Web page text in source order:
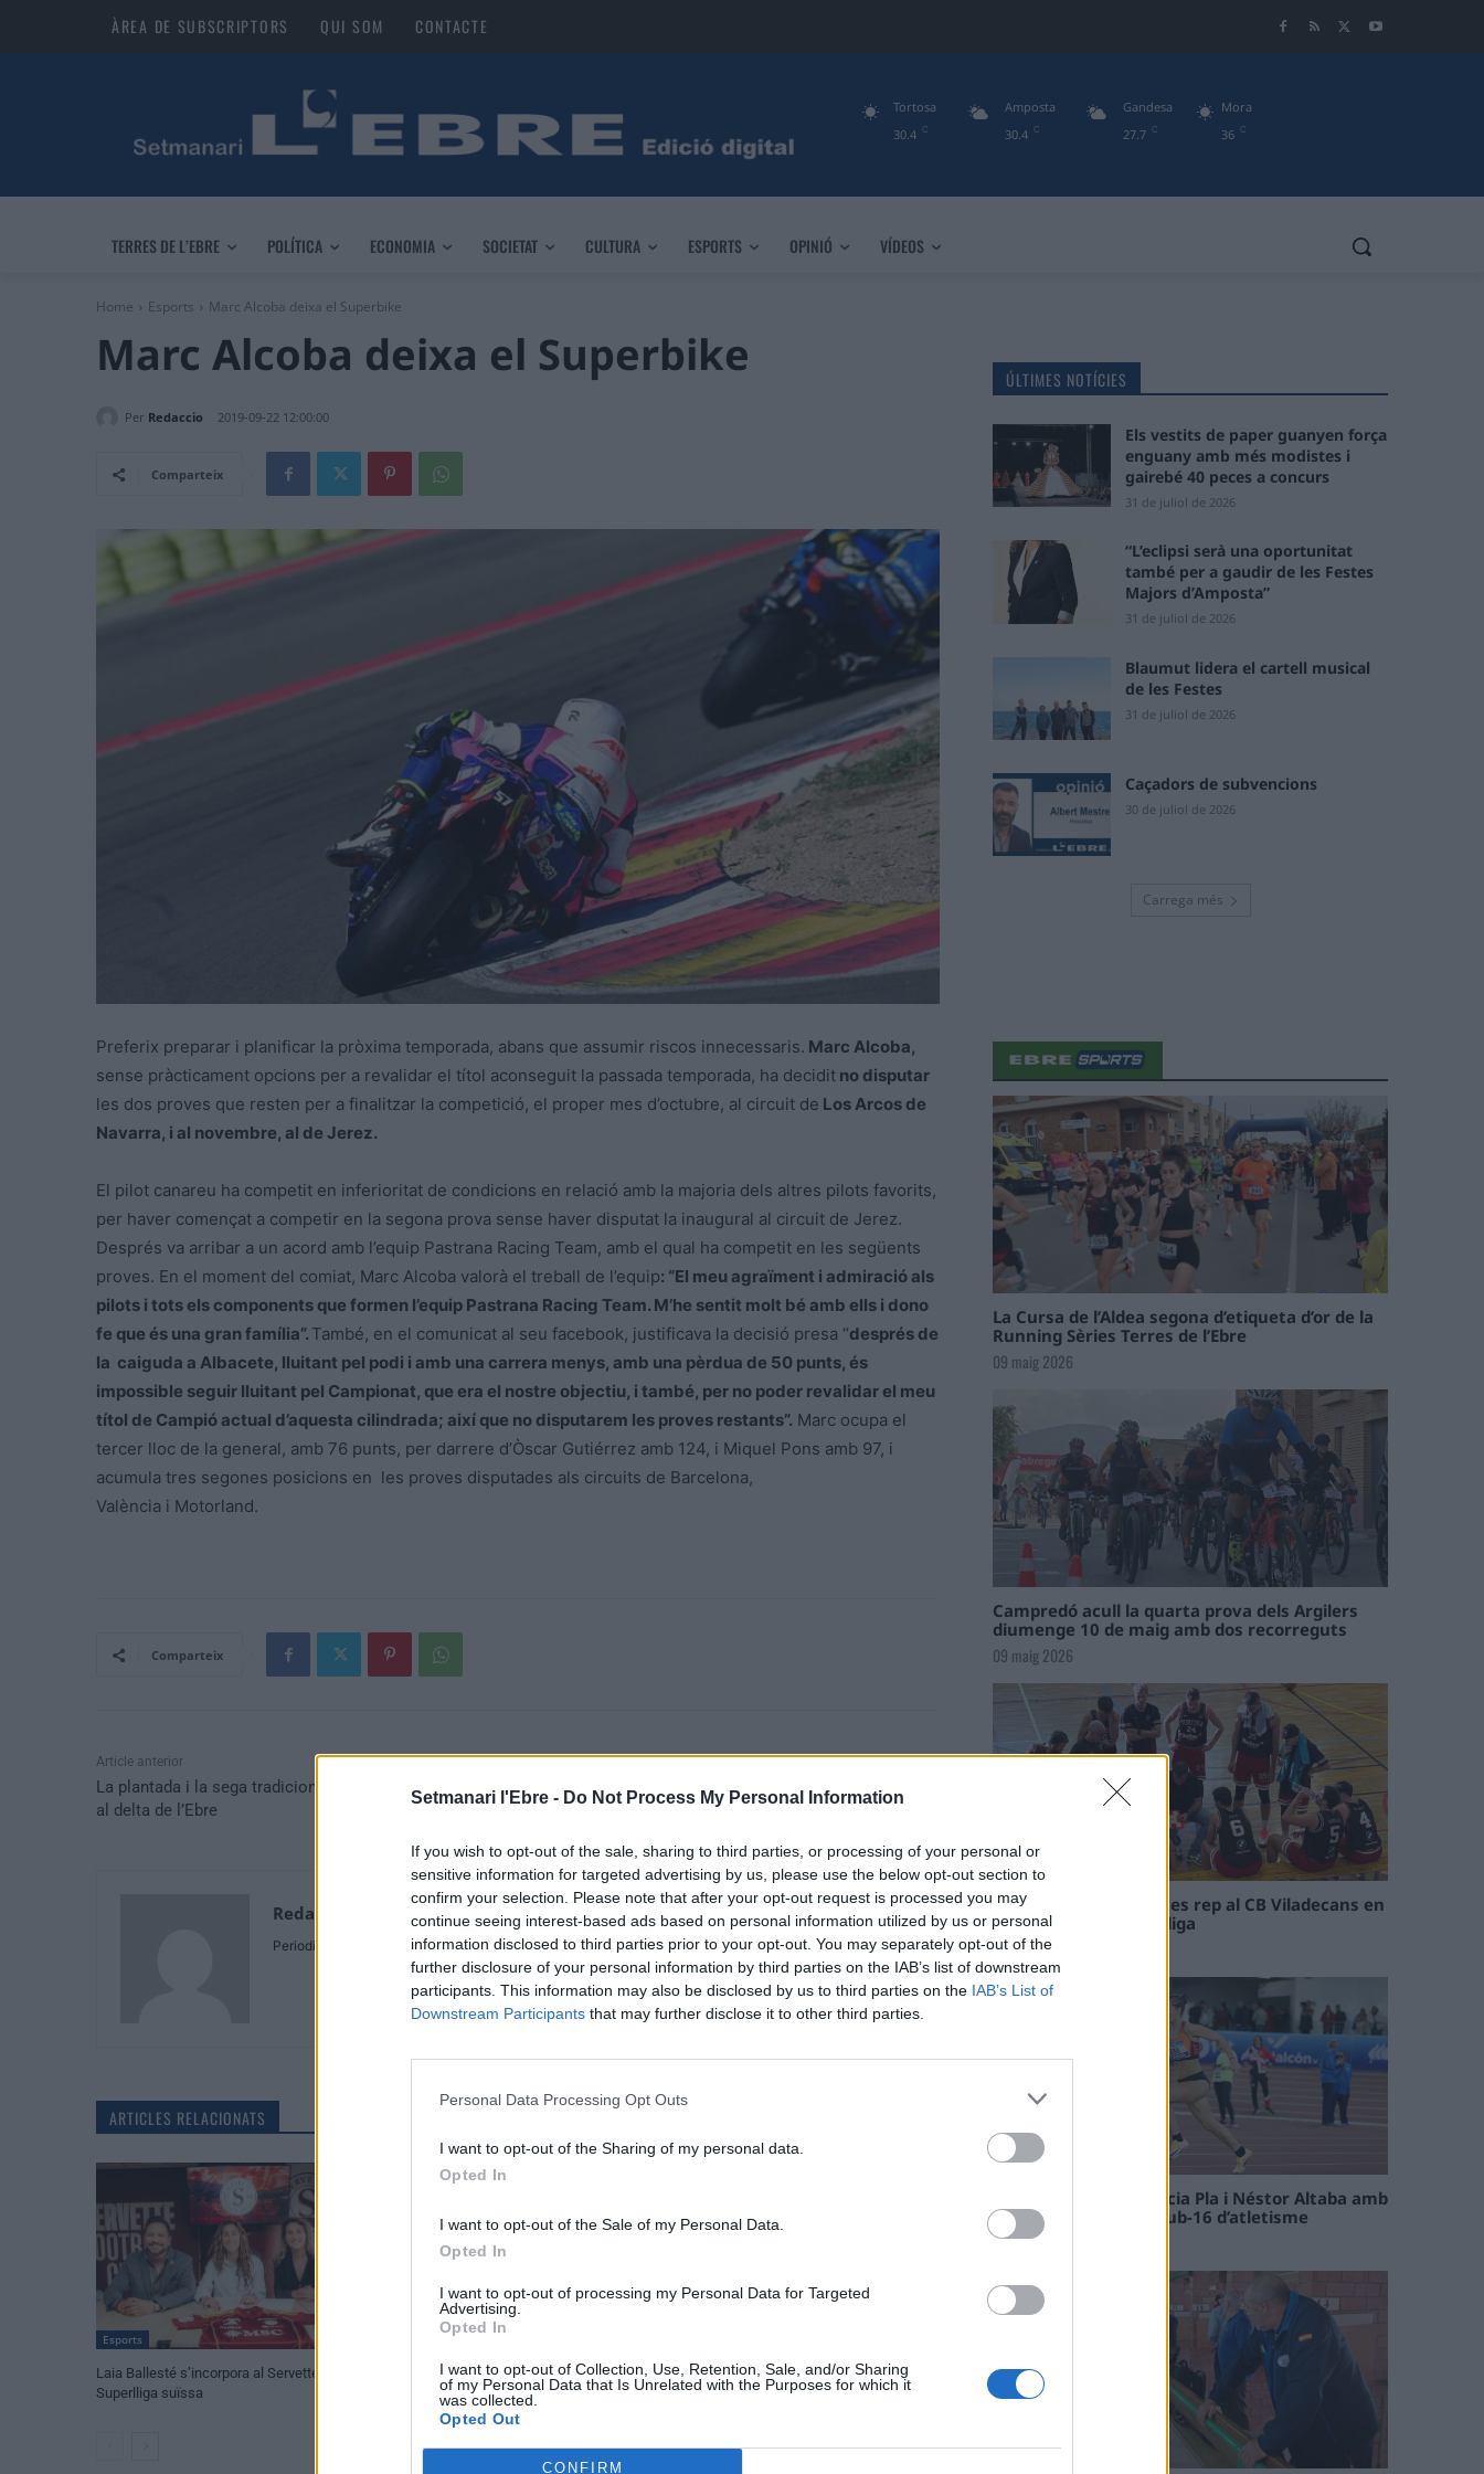
Setmanari l'Ebre - Do Not Process My Personal Information
If you wish to opt-out of the sale, sharing to third parties, or processing of your personal or
sensitive information for targeted advertising by us, please use the below opt-out section to
confirm your selection. Please note that after your opt-out request is processed you may
continue seeing interest-based ads based on personal information utilized by us or personal
information disclosed to third parties prior to your opt-out. You may separately opt-out of the
further disclosure of your personal information by third parties on the IAB’s list of downstream
participants. This information may also be disclosed by us to third parties on the IAB’s List of
Downstream Participants that may further disclose it to other third parties.
Personal Data Processing Opt Outs
I want to opt-out of the Sharing of my personal data.
Opted In
I want to opt-out of the Sale of my Personal Data.
Opted In
I want to opt-out of processing my Personal Data for Targeted
Advertising.
Opted In
I want to opt-out of Collection, Use, Retention, Sale, and/or Sharing
of my Personal Data that Is Unrelated with the Purposes for which it
was collected.
Opted Out
CONFIRM
ÀREA DE SUBSCRIPTORS QUI SOM CONTACTE
30.4 C
Tortosa
30.4 C
Amposta
27.7 C
Gandesa
36 C
Mora
TERRES DE L’EBRE POLÍTICA ECONOMIA SOCIETAT CULTURA ESPORTS OPINIÓ VÍDEOS
Home Esports Marc Alcoba deixa el Superbike
Marc Alcoba deixa el Superbike
Per Redaccio 2019-09-22 12:00:00
Comparteix
Preferix preparar i planificar la pròxima temporada, abans que assumir riscos innecessaris. Marc Alcoba,
sense pràcticament opcions per a revalidar el títol aconseguit la passada temporada, ha decidit no disputar
les dos proves que resten per a finalitzar la competició, el proper mes d’octubre, al circuit de Los Arcos de
Navarra, i al novembre, al de Jerez.
El pilot canareu ha competit en inferioritat de condicions en relació amb la majoria dels altres pilots favorits,
per haver començat a competir en la segona prova sense haver disputat la inaugural al circuit de Jerez.
Després va arribar a un acord amb l’equip Pastrana Racing Team, amb el qual ha competit en les següents
proves. En el moment del comiat, Marc Alcoba valorà el treball de l’equip: “El meu agraïment i admiració als
pilots i tots els components que formen l’equip Pastrana Racing Team. M’he sentit molt bé amb ells i dono
fe que és una gran família”. També, en el comunicat al seu facebook, justificava la decisió presa “després de
la caiguda a Albacete, lluitant pel podi i amb una carrera menys, amb una pèrdua de 50 punts, és
impossible seguir lluitant pel Campionat, que era el nostre objectiu, i també, per no poder revalidar el meu
títol de Campió actual d’aquesta cilindrada; així que no disputarem les proves restants”. Marc ocupa el
tercer lloc de la general, amb 76 punts, per darrere d’Òscar Gutiérrez amb 124, i Miquel Pons amb 97, i
acumula tres segones posicions en les proves disputades als circuits de Barcelona,
València i Motorland.
Comparteix
Article anterior
La plantada i la sega tradicional, el nou atractiu turístic
al delta de l’Ebre
Article següent
Ports de la Generalitat treballa per mitigar el canvi
climàtic als ports ebrencs
Redaccio
Periodistes
ARTICLES RELACIONATS
Esports
Laia Ballesté s’incorpora al Servette de la
Superlliga suïssa
El Cantaires aposta per la continuïtat
Edu Albacar dirigirà la pròxima temporada
a l’equip del Reus FCR
ÚLTIMES NOTÍCIES
Els vestits de paper guanyen força
enguany amb més modistes i
gairebé 40 peces a concurs
31 de juliol de 2026
“L’eclipsi serà una oportunitat
també per a gaudir de les Festes
Majors d’Amposta”
31 de juliol de 2026
Blaumut lidera el cartell musical
de les Festes
31 de juliol de 2026
Caçadors de subvencions
30 de juliol de 2026
Carrega més
La Cursa de l’Aldea segona d’etiqueta d’or de la
Running Sèries Terres de l’Ebre
09 maig 2026
Campredó acull la quarta prova dels Argilers
diumenge 10 de maig amb dos recorreguts
09 maig 2026
El Cantaires amb baixes rep al CB Viladecans en
el tram decisiu de la lliga
09 maig 2026
Paula Sintorres, Patrícia Pla i Néstor Altaba amb
la selecció catalana sub-16 d’atletisme
08 maig 2026